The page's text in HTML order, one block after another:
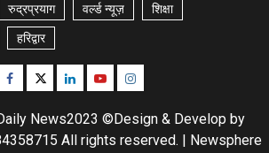
रुद्रप्रयाग वर्ल्ड न्यूज़ शिक्षा
हरिद्वार
Facebook
TwitterLinkedinYoutubeInstagram
News2023 ©Design & Develop by
All rights reserved. | Newsphere